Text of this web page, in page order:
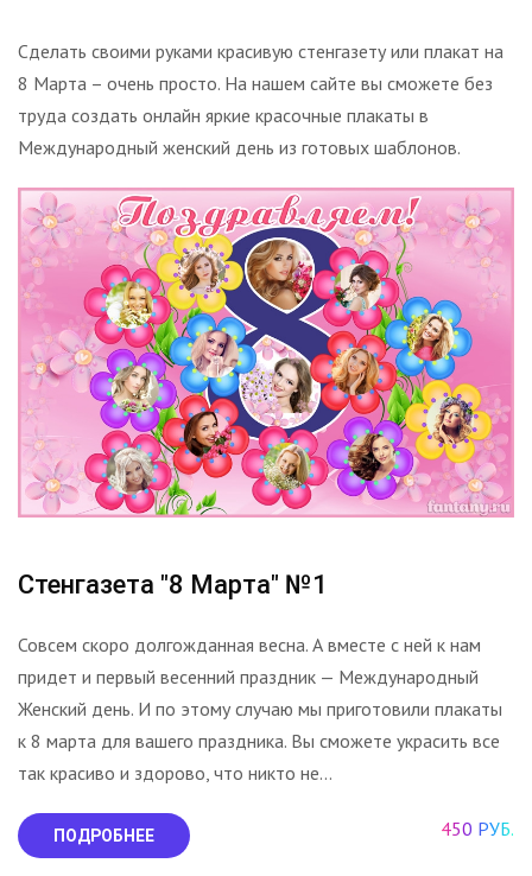
Сделать своими руками красивую стенгазету или плакат на
8 Марта – очень просто. На нашем сайте вы сможете без
труда создать онлайн яркие красочные плакаты в
Международный женский день из готовых шаблонов.
Стенгазета "8 Марта" №1
Совсем скоро долгожданная весна. А вместе с ней к нам
придет и первый весенний праздник — Международный
Женский день. И по этому случаю мы приготовили плакаты
к 8 марта для вашего праздника. Вы сможете украсить все
так красиво и здорово, что никто не...
ПОДРОБНЕЕ 450 РУБ.